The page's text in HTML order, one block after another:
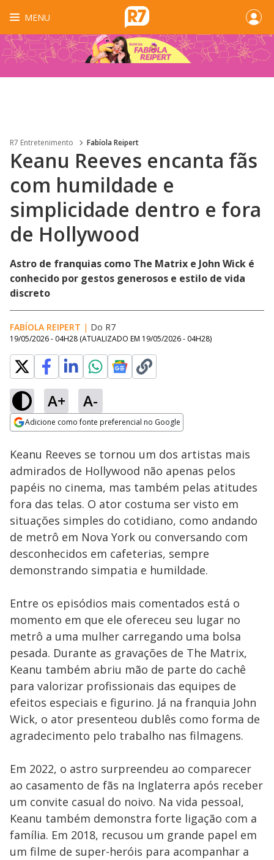
MENU
R7 Entretenimento Fabíola Reipert
Keanu Reeves encanta fãs
com humildade e
simplicidade dentro e fora
de Hollywood
Astro de franquias como The Matrix e John Wick é
conhecido por gestos generosos e estilo de vida
discreto
FABÍOLA REIPERT | Do R7
19/05/2026 - 04H28 (ATUALIZADO EM 19/05/2026 - 04H28)
A+ A-
Adicione como fonte preferencial no Google
evento de
empreendedorismo e
distribui presentes de
luxo
Ativar
Loaded
29.26%
Keanu Reeves se tornou um dos artistas mais
admirados de Hollywood não apenas pelos
papéis no cinema, mas também pelas atitudes
fora das telas. O ator costuma ser visto em
situações simples do cotidiano, como andando
de metrô em Nova York ou conversando com
desconhecidos em cafeterias, sempre
demonstrando simpatia e humildade.
Entre os episódios mais comentados está o
momento em que ele ofereceu seu lugar no
metrô a uma mulher carregando uma bolsa
pesada. Durante as gravações de The Matrix,
Keanu também abriu mão de parte do cachê
para valorizar profissionais das equipes de
efeitos especiais e figurino. Já na franquia John
Wick, o ator presenteou dublês como forma de
agradecimento pelo trabalho nas filmagens.
Em 2022, o astro surpreendeu ao comparecer
ao casamento de fãs na Inglaterra após receber
um convite casual do noivo. Na vida pessoal,
Keanu também demonstra forte ligação com a
família. Em 2018, recusou um grande papel em
um filme de super-heróis para acompanhar a